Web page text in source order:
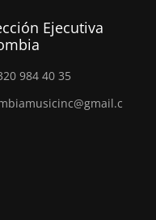
Ejecutiva
984 40 35